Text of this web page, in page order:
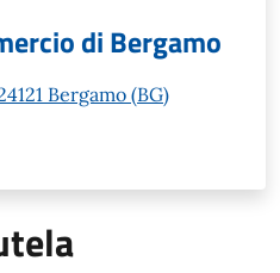
di Bergamo
Bergamo (BG)